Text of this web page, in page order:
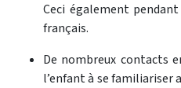
Ceci également
français.
De nombreux contacts
l’enfant à se familiariser